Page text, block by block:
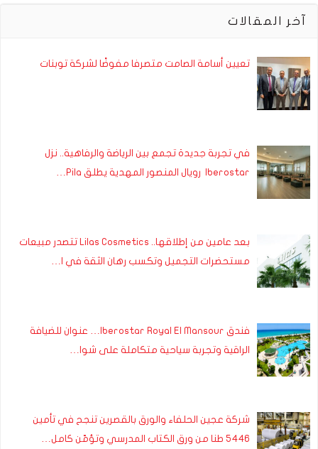
آخر المقالات
تعيين أسامة الصامت متصرفا مفوضًا لشركة توبنات
في تجربة جديدة تجمع بين الرياضة والرفاهية.. نزل
Iberostar رويال المنصور المهدية يطلق Pila…
بعد عامين من إطلاقها.. Lilas Cosmetics تتصدر مبيعات
مستحضرات التجميل وتكسب رهان الثقة في ا…
فندق Iberostar Royal El Mansour… عنوان للضيافة
الراقية وتجربة سياحية متكاملة على شوا…
شركة عجين الحلفاء والورق بالقصرين تنجح في تأمين
5446 طنا من ورق الكتاب المدرسي وتؤمّن كامل…